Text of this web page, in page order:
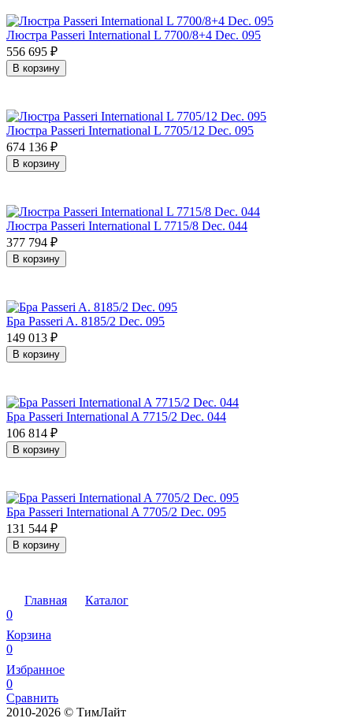
Люстра Passeri International L 7700/8+4 Dec. 095
556 695 ₽
В корзину
Люстра Passeri International L 7705/12 Dec. 095
674 136 ₽
В корзину
Люстра Passeri International L 7715/8 Dec. 044
377 794 ₽
В корзину
Бра Passeri A. 8185/2 Dec. 095
149 013 ₽
В корзину
Бра Passeri International A 7715/2 Dec. 044
106 814 ₽
В корзину
Бра Passeri International A 7705/2 Dec. 095
131 544 ₽
В корзину
Главная
Каталог
0
Корзина
0
Избранное
0
Сравнить
2010-2026 © ТимЛайт